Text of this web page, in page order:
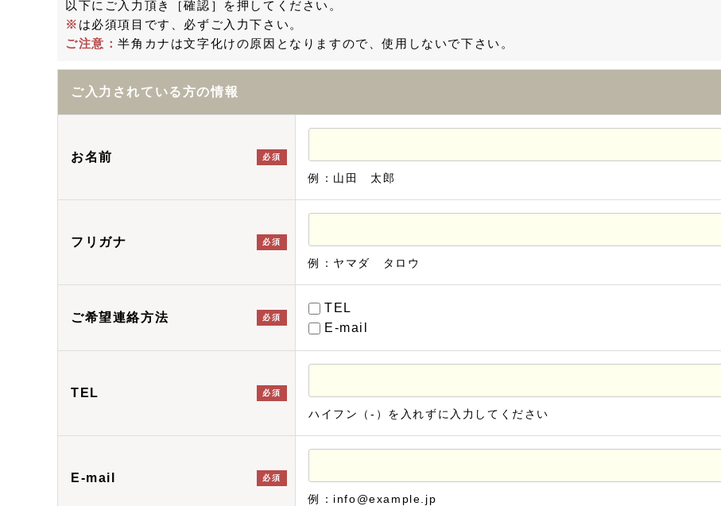
以下にご入力頂き［確認］を押してください。
※ は必須項目です、必ずご入力下さい。
ご注意：半角カナは文字化けの原因となりますので、使用しないで下さい。
ご入力されている方の情報
お名前 必須
例：山田 太郎
フリガナ 必須
例：ヤマダ タロウ
ご希望連絡方法 必須
TEL
E-mail
TEL 必須
ハイフン（-）を入れずに入力してください
E-mail 必須
例：info@example.jp